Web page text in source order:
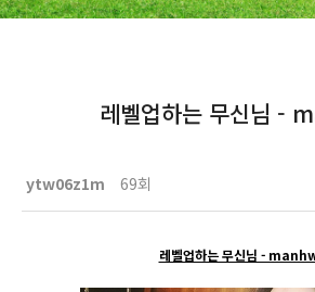
레벨업하는 무신님 -
ytw06z1m 69회
레벨업하는 무신님 -